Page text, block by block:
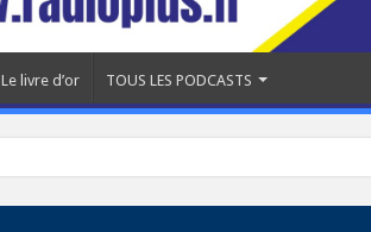
Le livre d’or TOUS LES PODCASTS